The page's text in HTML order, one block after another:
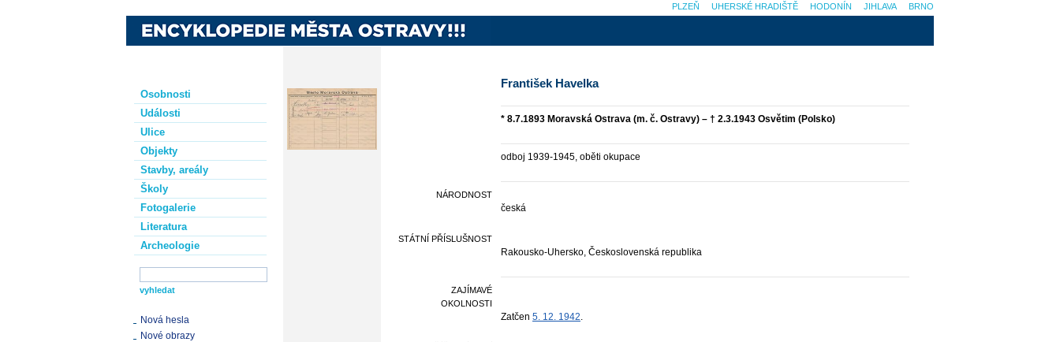
Osobnosti
Události
Ulice
Objekty
Stavby, areály
Školy
Fotogalerie
Literatura
Archeologie
Nová hesla
Nové obrazy
František Havelka
* 8.7.1893 Moravská Ostrava (m. č. Ostravy) – † 2.3.1943 Osvětim (Polsko)
odboj 1939-1945, oběti okupace
NÁRODNOST
česká
STÁTNÍ PŘÍSLUŠNOST
Rakousko-Uhersko, Československá republika
ZAJÍMAVÉ
OKOLNOSTI
Zatčen 5. 12. 1942.
BRNO
JIHLAVA
HODONÍN
UHERSKÉ HRADIŠTĚ
PLZEŇ